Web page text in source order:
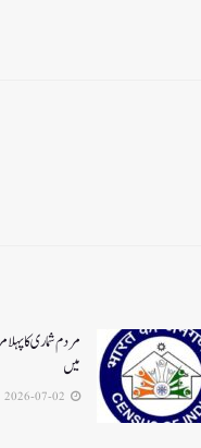
مردم شماری کا
میں